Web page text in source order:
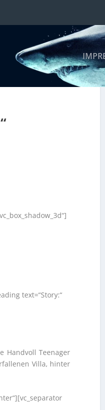
text=“Story:“
Handvoll Teenager
Villa, hinter